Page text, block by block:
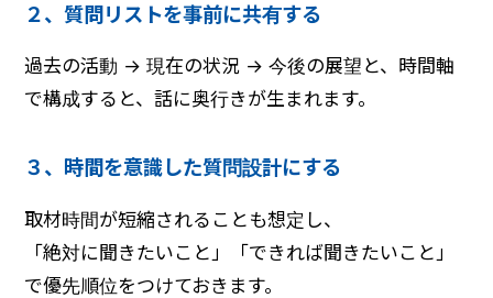
２、質問リストを事前に共有する
過去の活動 → 現在の状況 → 今後の展望と、時間軸
で構成すると、話に奥行きが生まれます。
３、時間を意識した質問設計にする
取材時間が短縮されることも想定し、
「絶対に聞きたいこと」「できれば聞きたいこと」
で優先順位をつけておきます。